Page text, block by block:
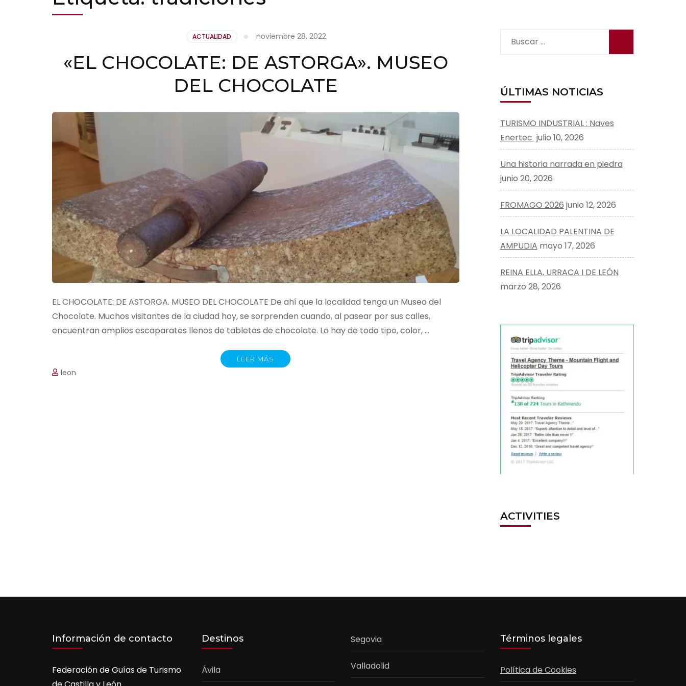
ACTUALIDAD noviembre 28, 2022
«EL CHOCOLATE: DE ASTORGA». MUSEO
DEL CHOCOLATE
EL CHOCOLATE: DE ASTORGA. MUSEO DEL CHOCOLATE De ahí que la localidad tenga un Museo del
Chocolate. Muchos visitantes de la ciudad hoy, se sorprenden cuando, al pasear por sus calles,
encuentran amplios escaparates llenos de tabletas de chocolate. Lo hay de todo tipo, color, …
LEER MÁS
leon
Buscar:
ÚLTIMAS NOTICIAS
TURISMO INDUSTRIAL : Naves
Enertec julio 10, 2026
Una historia narrada en piedra
junio 20, 2026
FROMAGO 2026 junio 12, 2026
LA LOCALIDAD PALENTINA DE
AMPUDIA mayo 17, 2026
REINA ELLA, URRACA I DE LEÓN
marzo 28, 2026
ACTIVITIES
Información de contacto
Federación de Guías de Turismo
Destinos
Ávila
Segovia
Valladolid
Términos legales
Política de Cookies